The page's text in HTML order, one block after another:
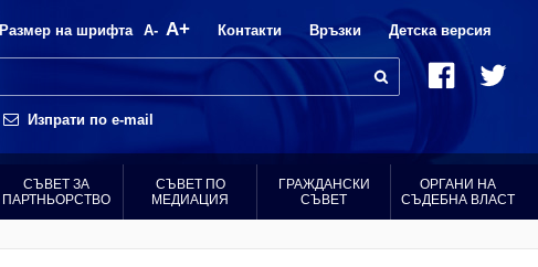
Размер на шрифта A- A+ Контакти Връзки Детска версия
Изпрати по e-mail
СЪВЕТ ЗА
ПАРТНЬОРСТВО
СЪВЕТ ПО
МЕДИАЦИЯ
ГРАЖДАНСКИ
СЪВЕТ
ОРГАНИ НА
СЪДЕБНА ВЛАСТ